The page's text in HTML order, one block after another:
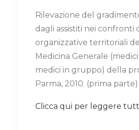
Rilevazione del
dagli assistiti nei confronti
organizzative territoriali
Medicina Generale
medici in gruppo) della
Parma, 2010. (prima parte)
Clicca qui per leggere